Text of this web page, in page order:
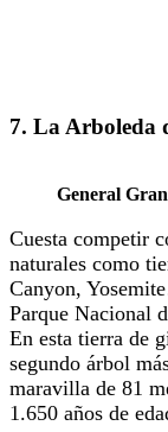
7. La Arboleda
General
Cuesta competir
naturales como
Canyon,
Parque Nacional
En esta tierra de
segundo árbol
maravilla de 81
1.650 años de